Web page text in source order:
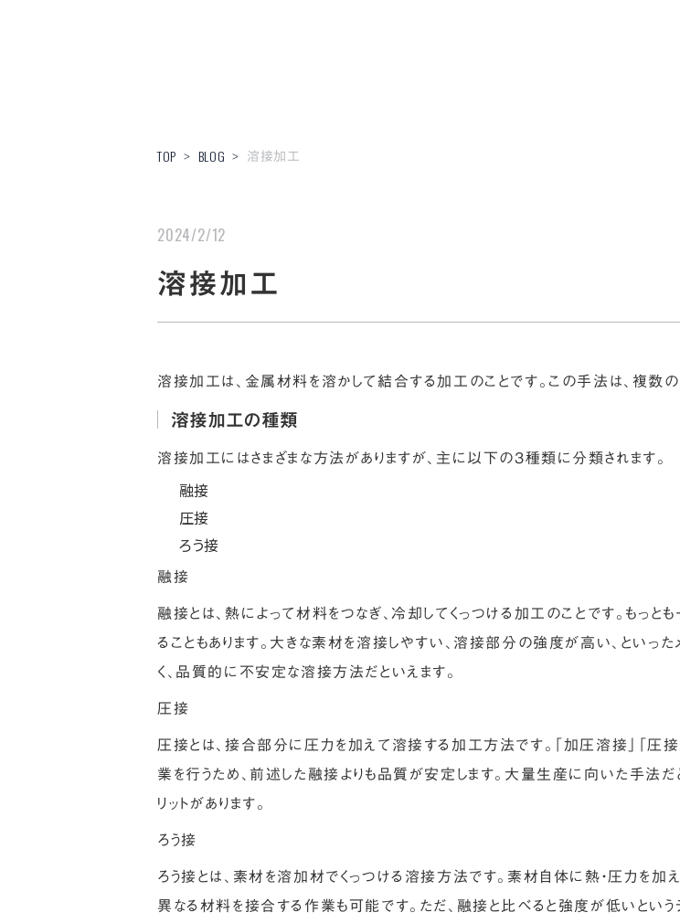
TOP > BLOG > 溶接加工
2024/2/12
溶接加工
溶接加工は、金属材料を溶かして結合する加工のことです。この手法は、複数
溶接加工の種類
溶接加工にはさまざまな方法がありますが、主に以下の3種類に分類されます。
融接
圧接
ろう接
融接
融接とは、熱によって材料をつなぎ、冷却してくっつける加工のことです。もっ
ることもあります。大きな素材を溶接しやすい、溶接部分の強度が高い、といった
く、品質的に不安定な溶接方法だといえます。
圧接
圧接とは、接合部分に圧力を加えて溶接する加工方法です。「加圧溶接」「圧
業を行うため、前述した融接よりも品質が安定します。大量生産に向いた手法
リットがあります。
ろう接
ろう接とは、素材を溶加材でくっつける溶接方法です。素材自体に熱・圧力を加
異なる材料を接合する作業も可能です。ただ、融接と比べると強度が低いというデ